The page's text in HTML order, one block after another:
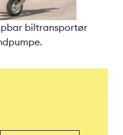
biltransportør